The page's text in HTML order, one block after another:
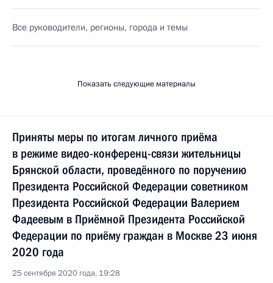
Все руководители, регионы, города и темы
Показать следующие материалы
Приняты меры по итогам личного приёма
в режиме видео-конференц-связи жительницы
Брянской области, проведённого по поручению
Президента Российской Федерации советником
Президента Российской Федерации Валерием
Фадеевым в Приёмной Президента Российской
Федерации по приёму граждан в Москве 23 июня
2020 года
25 сентября 2020 года, 19:28